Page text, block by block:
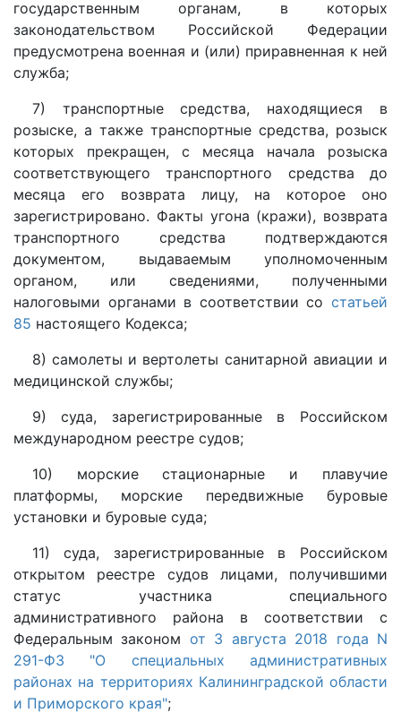
государственным органам, в которых
законодательством Российской Федерации
предусмотрена военная и (или) приравненная к ней
служба;
7) транспортные средства, находящиеся в
розыске, а также транспортные средства, розыск
которых прекращен, с месяца начала розыска
соответствующего транспортного средства до
месяца его возврата лицу, на которое оно
зарегистрировано. Факты угона (кражи), возврата
транспортного средства подтверждаются
документом, выдаваемым уполномоченным
органом, или сведениями, полученными
налоговыми органами в соответствии со статьей
85 настоящего Кодекса;
8) самолеты и вертолеты санитарной авиации и
медицинской службы;
9) суда, зарегистрированные в Российском
международном реестре судов;
10) морские стационарные и плавучие
платформы, морские передвижные буровые
установки и буровые суда;
11) суда, зарегистрированные в Российском
открытом реестре судов лицами, получившими
статус участника специального
административного района в соответствии с
Федеральным законом от 3 августа 2018 года N
291-ФЗ "О специальных административных
районах на территориях Калининградской области
и Приморского края";